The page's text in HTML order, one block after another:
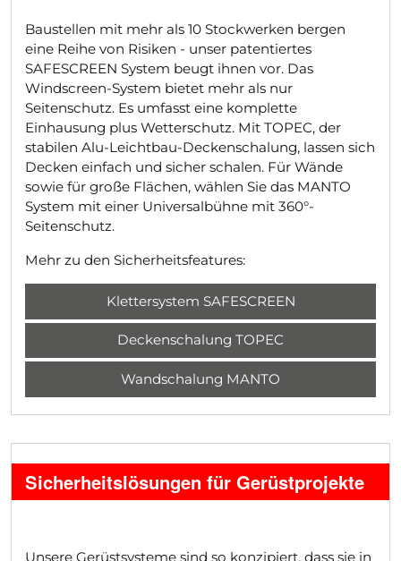
Baustellen mit mehr als 10 Stockwerken bergen
eine Reihe von Risiken - unser patentiertes
SAFESCREEN System beugt ihnen vor. Das
Windscreen-System bietet mehr als nur
Seitenschutz. Es umfasst eine komplette
Einhausung plus Wetterschutz. Mit TOPEC, der
stabilen Alu-Leichtbau-Deckenschalung, lassen sich
Decken einfach und sicher schalen. Für Wände
sowie für große Flächen, wählen Sie das MANTO
System mit einer Universalbühne mit 360°-
Seitenschutz.
Mehr zu den Sicherheitsfeatures:
Klettersystem SAFESCREEN
Deckenschalung TOPEC
Wandschalung MANTO
Sicherheitslösungen für Gerüstprojekte
Unsere Gerüstsysteme sind so konzipiert, dass sie in